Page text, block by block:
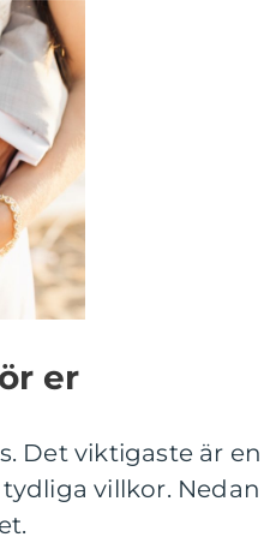
er
Det viktigaste är en
villkor. Nedan